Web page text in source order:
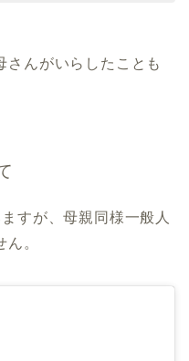
さんがいらしたことも
すが、母親同様一般人
。